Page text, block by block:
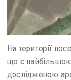
На території
що є найбільшою
дослідженою